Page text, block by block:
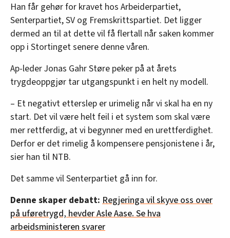
Han får gehør for kravet hos Arbeiderpartiet,
Senterpartiet, SV og Fremskrittspartiet. Det ligger
dermed an til at dette vil få flertall når saken kommer
opp i Stortinget senere denne våren.
Ap-leder Jonas Gahr Støre peker på at årets
trygdeoppgjør tar utgangspunkt i en helt ny modell.
– Et negativt etterslep er urimelig når vi skal ha en ny
start. Det vil være helt feil i et system som skal være
mer rettferdig, at vi begynner med en urettferdighet.
Derfor er det rimelig å kompensere pensjonistene i år,
sier han til NTB.
Det samme vil Senterpartiet gå inn for.
Denne skaper debatt: Regjeringa vil skyve oss over
på uføretrygd, hevder Asle Aase. Se hva
arbeidsministeren svarer